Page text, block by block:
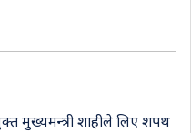
मुख्यमन्त्री शाहीले लिए शपथ